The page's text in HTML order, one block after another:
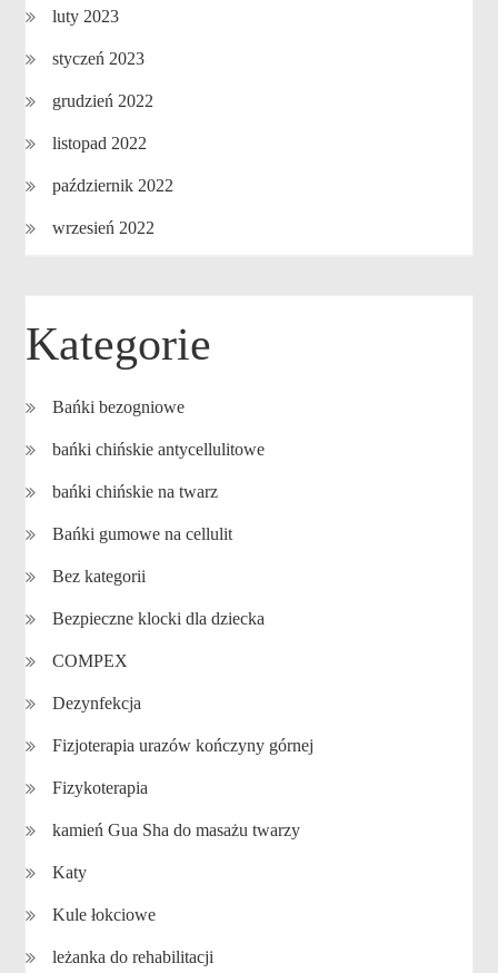
luty 2023
styczeń 2023
grudzień 2022
listopad 2022
październik 2022
wrzesień 2022
Kategorie
Bańki bezogniowe
bańki chińskie antycellulitowe
bańki chińskie na twarz
Bańki gumowe na cellulit
Bez kategorii
Bezpieczne klocki dla dziecka
COMPEX
Dezynfekcja
Fizjoterapia urazów kończyny górnej
Fizykoterapia
kamień Gua Sha do masażu twarzy
Katy
Kule łokciowe
leżanka do rehabilitacji